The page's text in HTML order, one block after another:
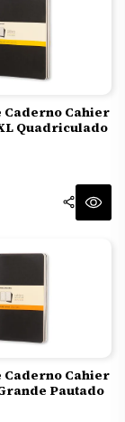
Cahier
Quadriculado
Cahier
Pautado